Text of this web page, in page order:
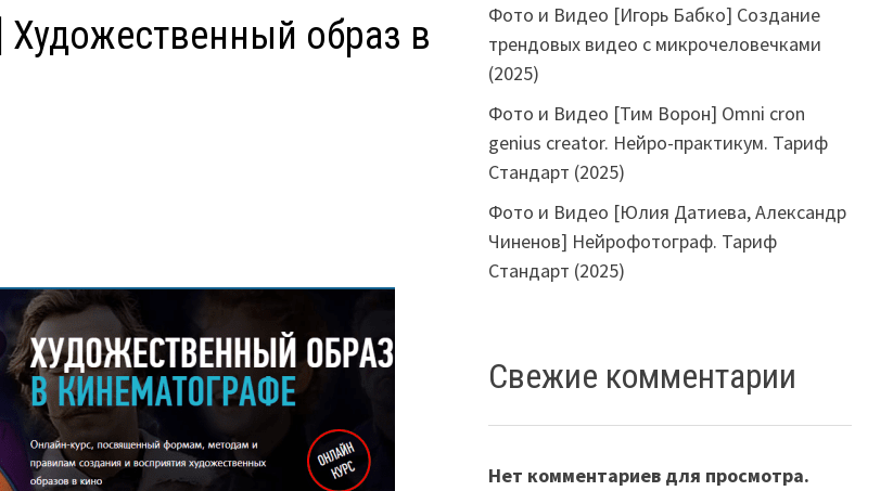
образ в
Фото и Видео [Игорь Бабко] Создание
трендовых видео с микрочеловечками
(2025)
Фото и Видео [Тим Ворон] Omni cron
genius creator. Нейро-практикум. Тариф
Стандарт (2025)
Фото и Видео [Юлия Датиева, Александр
Чиненов] Нейрофотограф. Тариф
Стандарт (2025)
Свежие комментарии
Нет комментариев для просмотра.